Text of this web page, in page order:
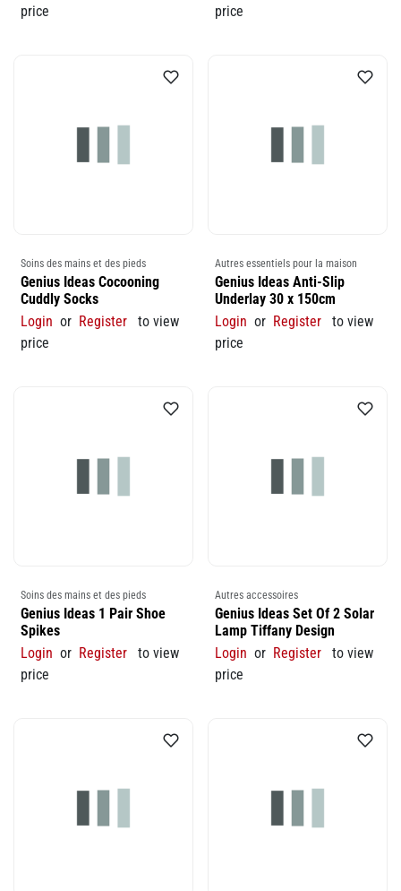
price
price
Soins des mains et des pieds
Genius Ideas Cocooning
Cuddly Socks
Login or Register
to view
price
Autres essentiels pour la maison
Genius Ideas Anti-Slip
Underlay 30 x 150cm
Login or Register
to view
price
Soins des mains et des pieds
Genius Ideas 1 Pair Shoe
Spikes
Login or Register
to view
price
Autres accessoires
Genius Ideas Set Of 2 Solar
Lamp Tiffany Design
Login or Register
to view
price